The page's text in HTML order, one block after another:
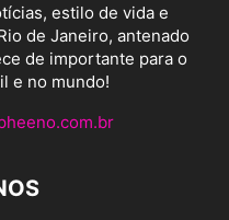
estilo de vida e
de Janeiro, antenado
de importante para o
e no mundo!